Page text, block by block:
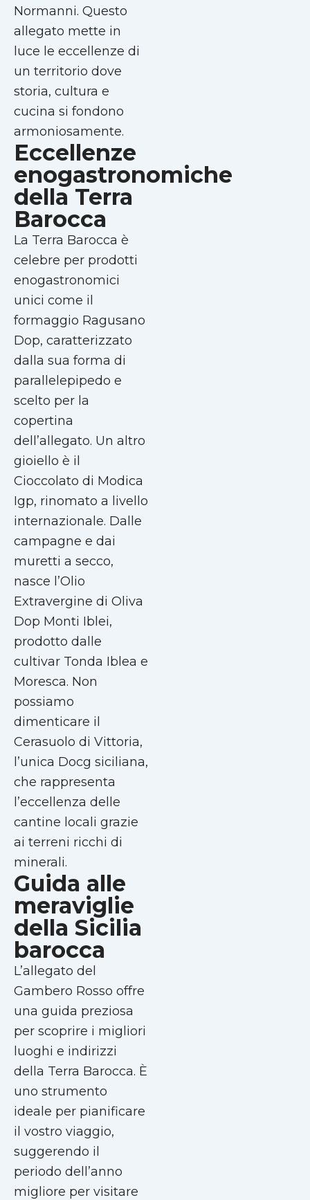
Normanni. Questo
allegato mette in
luce le eccellenze di
un territorio dove
storia, cultura e
cucina si fondono
armoniosamente.
Eccellenze
enogastronomiche
della Terra
Barocca
La Terra Barocca è
celebre per prodotti
enogastronomici
unici come il
formaggio Ragusano
Dop, caratterizzato
dalla sua forma di
parallelepipedo e
scelto per la
copertina
dell’allegato. Un altro
gioiello è il
Cioccolato di Modica
Igp, rinomato a livello
internazionale. Dalle
campagne e dai
muretti a secco,
nasce l’Olio
Extravergine di Oliva
Dop Monti Iblei,
prodotto dalle
cultivar Tonda Iblea e
Moresca. Non
possiamo
dimenticare il
Cerasuolo di Vittoria,
l’unica Docg siciliana,
che rappresenta
l’eccellenza delle
cantine locali grazie
ai terreni ricchi di
minerali.
Guida alle
meraviglie
della Sicilia
barocca
L’allegato del
Gambero Rosso offre
una guida preziosa
per scoprire i migliori
luoghi e indirizzi
della Terra Barocca. È
uno strumento
ideale per pianificare
il vostro viaggio,
suggerendo il
periodo dell’anno
migliore per visitare